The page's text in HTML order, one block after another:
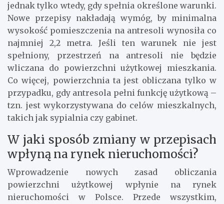
jednak tylko wtedy, gdy spełnia określone warunki.
Nowe przepisy nakładają wymóg, by minimalna
wysokość pomieszczenia na antresoli wynosiła co
najmniej 2,2 metra. Jeśli ten warunek nie jest
spełniony, przestrzeń na antresoli nie będzie
wliczana do powierzchni użytkowej mieszkania.
Co więcej, powierzchnia ta jest obliczana tylko w
przypadku, gdy antresola pełni funkcję użytkową –
tzn. jest wykorzystywana do celów mieszkalnych,
takich jak sypialnia czy gabinet.
W jaki sposób zmiany w przepisach
wpłyną na rynek nieruchomości?
Wprowadzenie nowych zasad obliczania
powierzchni użytkowej wpłynie na rynek
nieruchomości w Polsce. Przede wszystkim,